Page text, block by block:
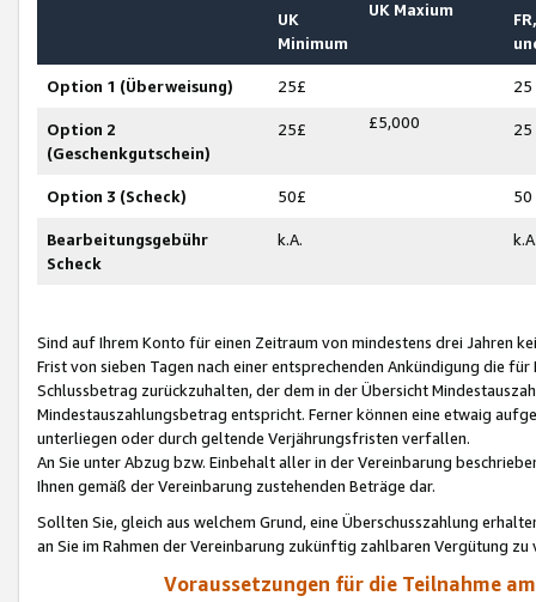
UK
Minimum
UK Maxium
Option 1 (Überweisung) 25£ 25
Option 2
(Geschenkgutschein)
25£ £5,000 25
Option 3 (Scheck) 50£ 50
Bearbeitungsgebühr
Scheck
k.A.
Sind auf Ihrem Konto für einen Zeitraum von mindestens drei Jahren
Frist von sieben Tagen nach einer entsprechenden Ankündigung die
Schlussbetrag zurückzuhalten, der dem in der Übersicht
Mindestauszahlungsbetrag entspricht. Ferner können eine etwaig
unterliegen oder durch geltende Verjährungsfristen verfallen.
An Sie unter Abzug bzw. Einbehalt aller in der Vereinbarung
Ihnen gemäß der Vereinbarung zustehenden Beträge dar.
Sollten Sie, gleich aus welchem Grund, eine Überschusszahlung
an Sie im Rahmen der Vereinbarung zukünftig zahlbaren Vergütung zu
Voraussetzungen für die Teilnahme